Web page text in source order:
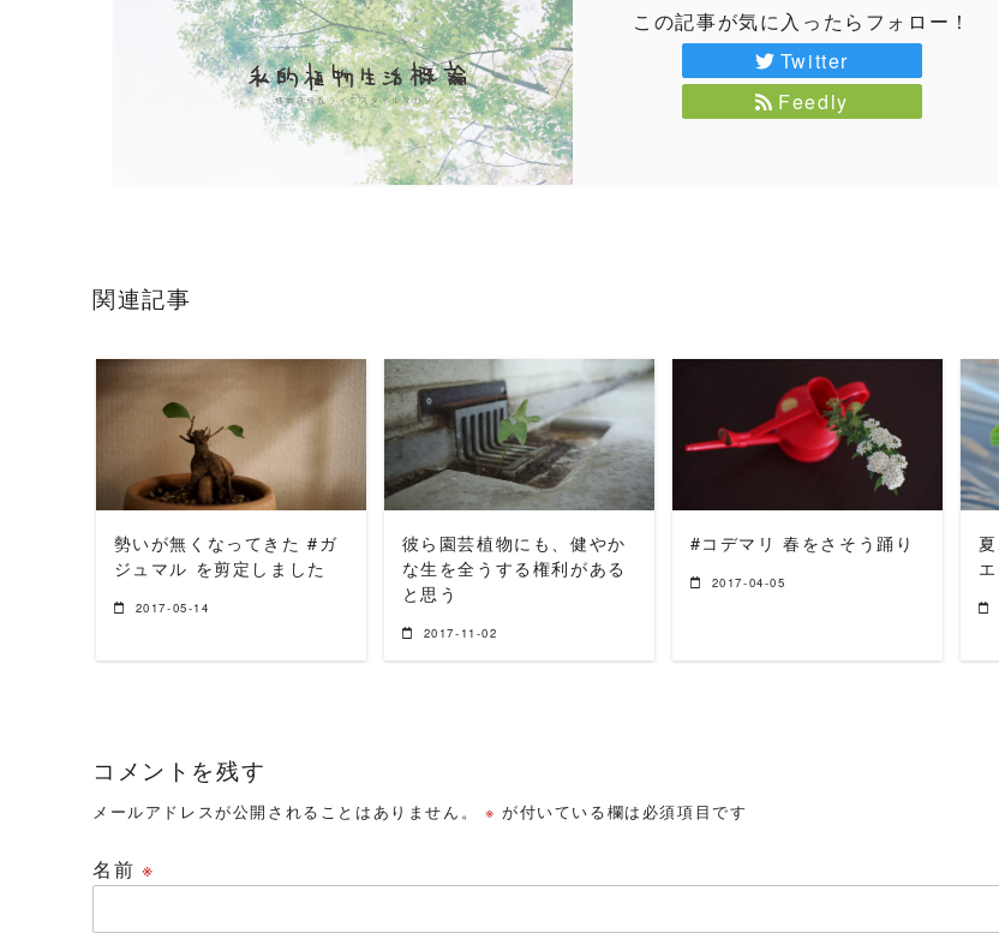
この記事が気に入ったらフォロー！
Twitter
Feedly
関連記事
READ MORE
勢いが無くなってきた #ガ
ジュマル を剪定しました
2017-05-14
READ MORE
彼ら園芸植物にも、健やか
な生を全うする権利がある
と思う
2017-11-02
READ MORE
#コデマリ 春をさそう踊り
2017-04-05
コメントを残す
メールアドレスが公開されることはありません。 ※ が付いている欄は必須項目です
名前 ※